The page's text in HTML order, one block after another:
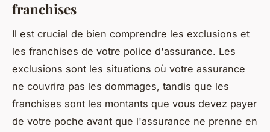
franchises
Il est crucial de bien comprendre les exclusions et
les franchises de votre police d'assurance. Les
exclusions sont les situations où votre assurance
ne couvrira pas les dommages, tandis que les
franchises sont les montants que vous devez payer
de votre poche avant que l'assurance ne prenne en